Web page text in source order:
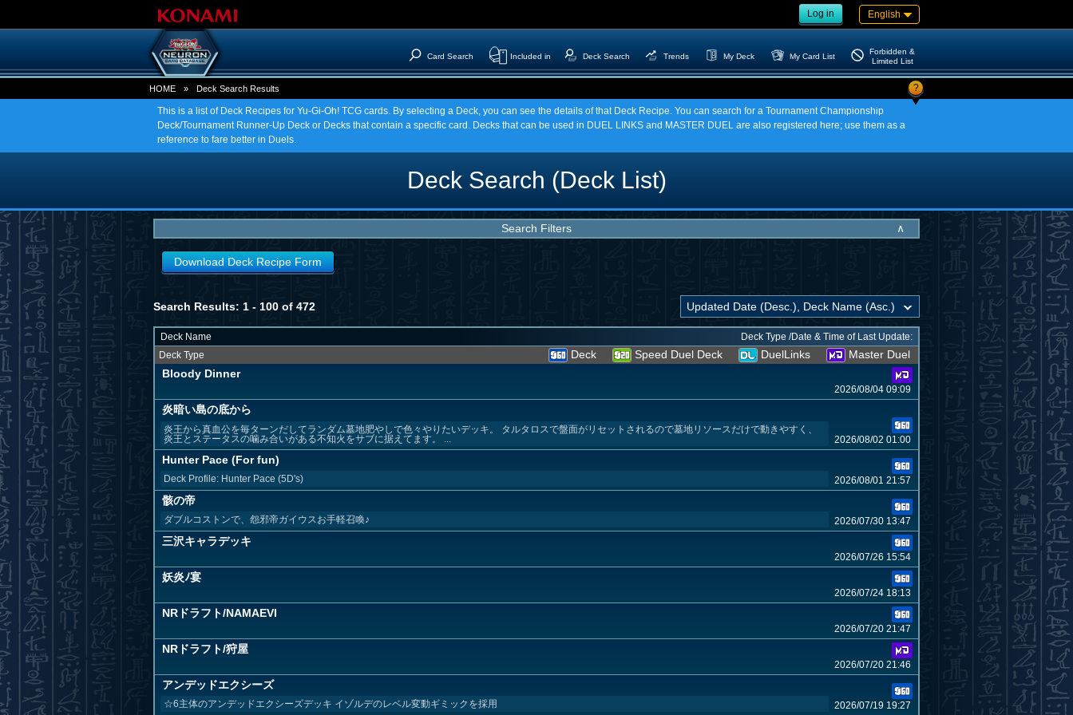
Log in English
Card Search Included in Deck Search Trends My Deck My Card List
Forbidden &
Limited List
HOME » Deck Search Results ?
This is a list of Deck Recipes for Yu-Gi-Oh! TCG cards. By selecting a Deck, you can see the details of that Deck Recipe. You can search for a Tournament Championship
Deck/Tournament Runner-Up Deck or Decks that contain a specific card. Decks that can be used in DUEL LINKS and MASTER DUEL are also registered here; use them as a
reference to fare better in Duels.
Deck Search (Deck List)
Search Filters ∧
Download Deck Recipe Form
Search Results: 1 - 100 of 472
Deck Name
Deck Type /Date & Time of Last Update:
Deck Type
Deck Speed Duel Deck DuelLinks
Master Duel
Bloody Dinner
2026/08/04 09:09
炎暗い島の底から
炎王から真血公を毎ターンだしてランダム墓地肥やしで色々やりたいデッキ。 タルタロスで盤面がリセットされるので墓地リソースだけで動きやすく、
炎王とステータスの噛み合いがある不知火をサブに据えてます。 ...
2026/08/02 01:00
Hunter Pace (For fun)
Deck Profile: Hunter Pace (5D's) 2026/08/01 21:57
骸の帝
ダブルコストンで、怨邪帝ガイウスお手軽召喚♪ 2026/07/30 13:47
三沢キャラデッキ
2026/07/26 15:54
妖炎ﾉ宴
2026/07/24 18:13
NRドラフト/NAMAEVI
2026/07/20 21:47
NRドラフト/狩屋
2026/07/20 21:46
アンデッドエクシーズ
☆6主体のアンデッドエクシーズデッキ イゾルデのレベル変動ギミックを採用 2026/07/19 19:27